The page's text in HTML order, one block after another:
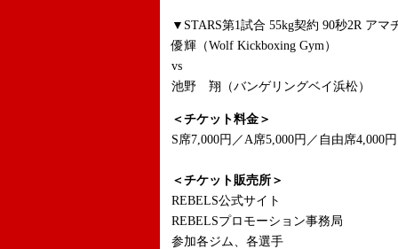
▼STARS第1試合 55kg契約 90秒2R アマ
優輝（Wolf Kickboxing Gym）
vs
池野 翔（バンゲリングベイ浜松）
＜チケット料金＞
S席7,000円／A席5,000円／自由席
＜チケット販売所＞
REBELS公式サイト
REBELSプロモーション事務局
参加各ジム、各選手